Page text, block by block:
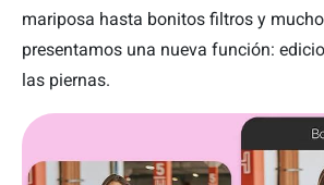
mariposa hasta bonitos filtros y
presentamos una nueva función:
las piernas.